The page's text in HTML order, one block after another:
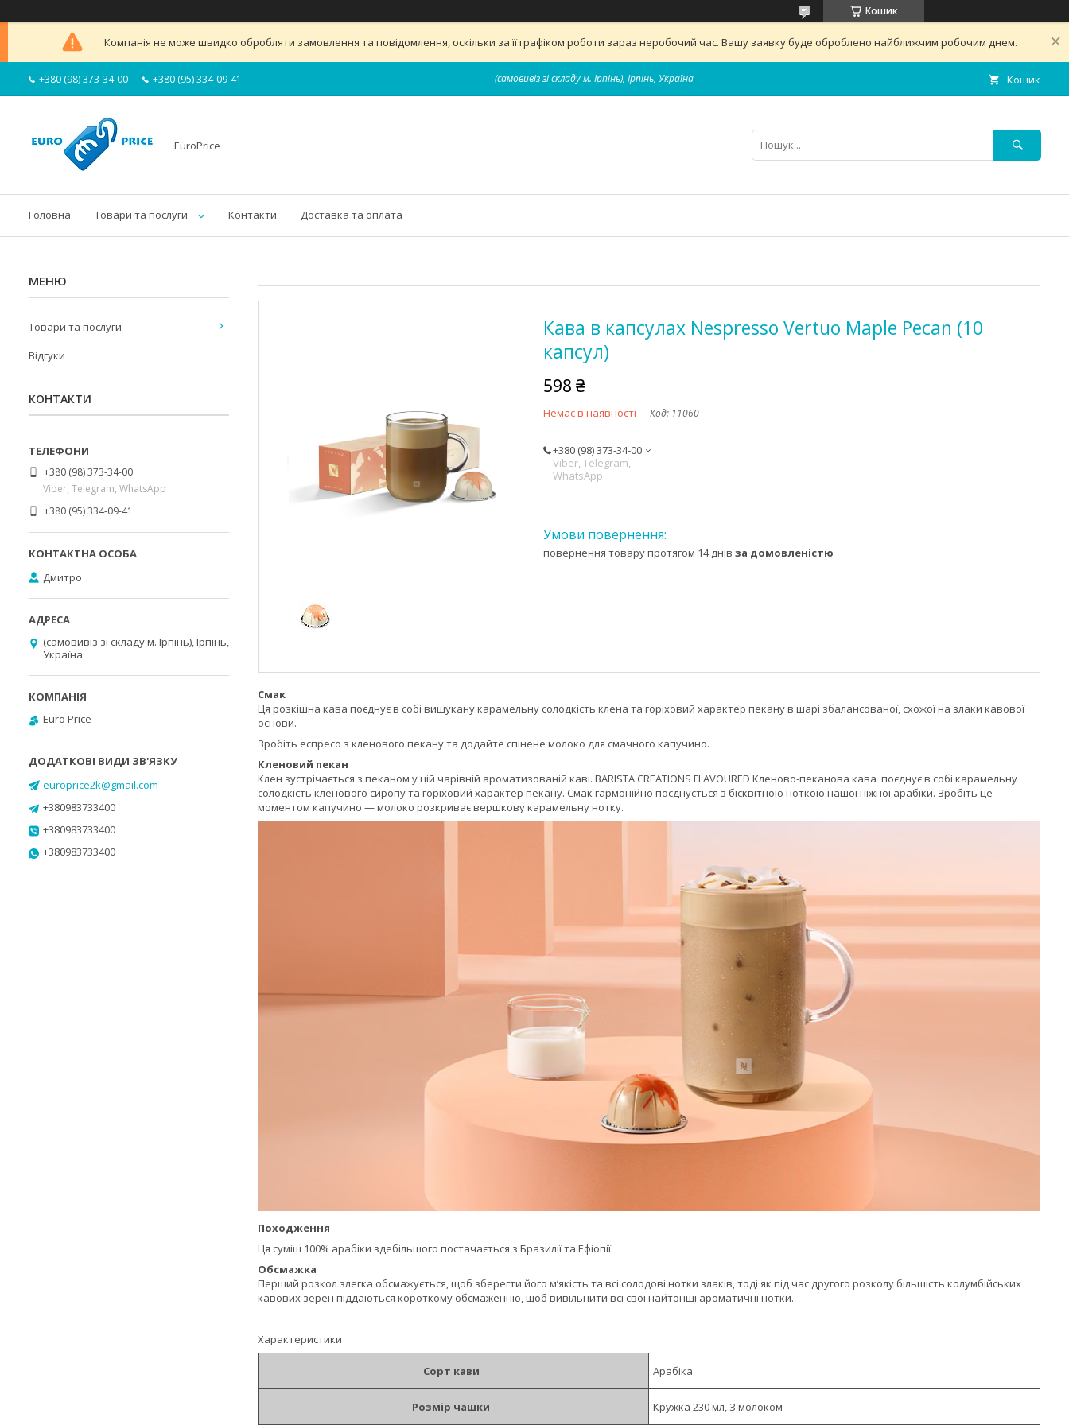
Кошик
Компанія не може швидко обробляти замовлення та повідомлення, оскільки за її графіком роботи зараз неробочий час. Вашу заявку буде оброблено найближчим робочим днем.
+380 (98) 373-34-00 +380 (95) 334-09-41 (самовивіз зі складу м. Ірпінь), Ірпінь, Україна Кошик
EuroPrice
Головна Товари та послуги Контакти Доставка та оплата
Кава в капсулах Nespresso Vertuo Maple Pecan (10
капсул)
598 ₴
Немає в наявності Код: 11060
+380 (98) 373-34-00
Viber, Telegram,
WhatsApp
повернення товару протягом 14 днів за домовленістю
Смак
Ця розкішна кава поєднує в собі вишукану карамельну солодкість клена та горіховий характер пекану в шарі збалансованої, схожої на злаки кавової
основи.
Зробіть еспресо з кленового пекану та додайте спінене молоко для смачного капучино.
Кленовий пекан
Клен зустрічається з пеканом у цій чарівній ароматизованій каві. BARISTA CREATIONS FLAVOURED Кленово-пеканова кава поєднує в собі карамельну
солодкість кленового сиропу та горіховий характер пекану. Смак гармонійно поєднується з бісквітною ноткою нашої ніжної арабіки. Зробіть це
моментом капучино — молоко розкриває вершкову карамельну нотку.
Походження
Ця суміш 100% арабіки здебільшого постачається з Бразилії та Ефіопії.
Обсмажка
Перший розкол злегка обсмажується, щоб зберегти його м’якість та всі солодові нотки злаків, тоді як під час другого розколу більшість колумбійських
кавових зерен піддаються короткому обсмаженню, щоб вивільнити всі свої найтонші ароматичні нотки.
Характеристики
Сорт кави Арабіка
Розмір чашки Кружка 230 мл, З молоком
Товари та послуги
Відгуки
КОНТАКТИ
+380 (98) 373-34-00
Viber, Telegram, WhatsApp
+380 (95) 334-09-41
Дмитро
(самовивіз зі складу м. Ірпінь), Ірпінь,
Україна
Euro Price
europrice2k@gmail.com
+380983733400
+380983733400
+380983733400